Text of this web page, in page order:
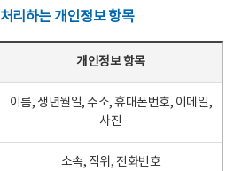
리하는 개인정보 항목
개인정보 항목
이름, 생년월일, 주소, 휴대폰번호, 이메일,
사진
소속, 직위, 전화번호